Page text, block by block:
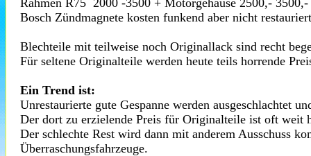
Rahmen R75 2000 -3500 + Motorgehäuse 2500,-
Bosch Zündmagnete kosten funkend aber nicht
Blechteile mit teilweise noch Originallack sind recht
Für seltene Originalteile werden heute teils horrende
Ein Trend ist:
Unrestaurierte gute Gespanne werden ausgeschlachtet
Der dort zu erzielende Preis für Originalteile ist oft weit
Der schlechte Rest wird dann mit anderem Ausschuss
Überraschungsfahrzeuge.